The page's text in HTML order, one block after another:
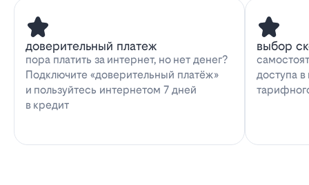
доверительный платеж
пора платить за интернет, но нет денег?
Подключите «доверительный платёж»
и пользуйтесь интернетом 7 дней
в кредит
выбор
доступа